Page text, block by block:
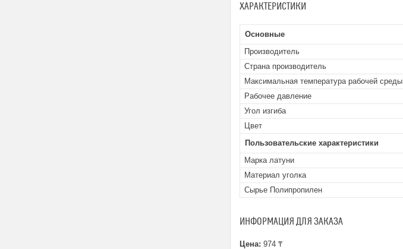
ХАРАКТЕРИСТИКИ
Основные
Производитель
Страна производитель
Максимальная температура рабочей среды
Рабочее давление
Угол изгиба
Цвет
Пользовательские характеристики
Марка латуни
Материал уголка
Сырье Полипропилен
ИНФОРМАЦИЯ ДЛЯ ЗАКАЗА
Цена: 974 ₸